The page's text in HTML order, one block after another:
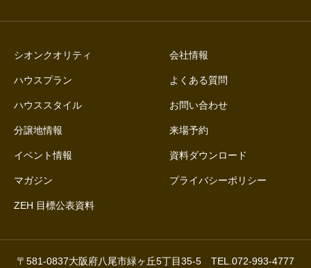
シオンクオリティ
ハウスプラン
ハウススタイル
分譲地情報
イベント情報
マガジン
ZEH 目標公表資料
会社情報
よくある質問
お問い合わせ
来場予約
資料ダウンロード
プライバシーポリシー
〒581-0837大阪府八尾市緑ヶ丘5丁目35-5 TEL.072-993-4777